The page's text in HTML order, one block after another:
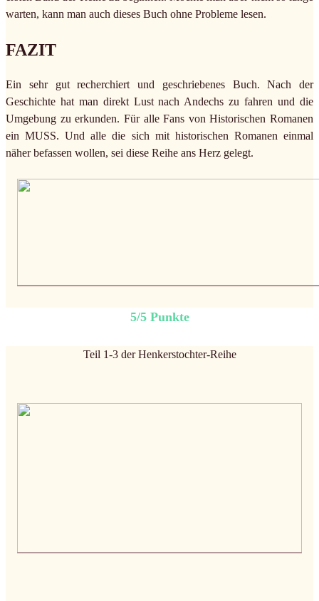
warten, kann man auch dieses Buch ohne Probleme lesen.
FAZIT
Ein sehr gut recherchiert und geschriebenes Buch. Nach der
Geschichte hat man direkt Lust nach Andechs zu fahren und die
Umgebung zu erkunden. Für alle Fans von Historischen Romanen
ein MUSS. Und alle die sich mit historischen Romanen einmal
näher befassen wollen, sei diese Reihe ans Herz gelegt.
5/5 Punkte
Teil 1-3 der Henkerstochter-Reihe